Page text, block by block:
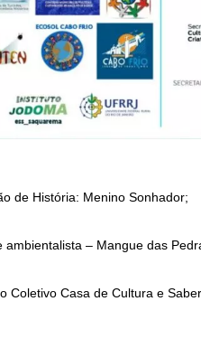
de História: Menino Sonhador;
– Mangue das
Coletivo Casa de Cultura e